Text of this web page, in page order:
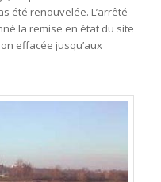
été renouvelée. L’arrêté
la remise en état du site
effacée jusqu’aux